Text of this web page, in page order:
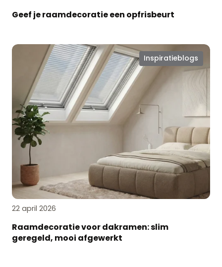
Geef je raamdecoratie een opfrisbeurt
Inspiratieblogs
22 april 2026
Raamdecoratie voor dakramen: slim
geregeld, mooi afgewerkt
Raamdecoratie
dakramen:
geregeld,
mooi
afgewerkt